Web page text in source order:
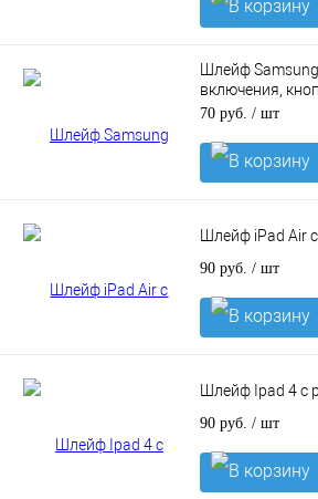
корзину
Шлейф
включения,
микрофон
70 руб. / шт
корзину
Шлейф iPad Air
90 руб. / шт
корзину
Шлейф Ipad 4 c
90 руб. / шт